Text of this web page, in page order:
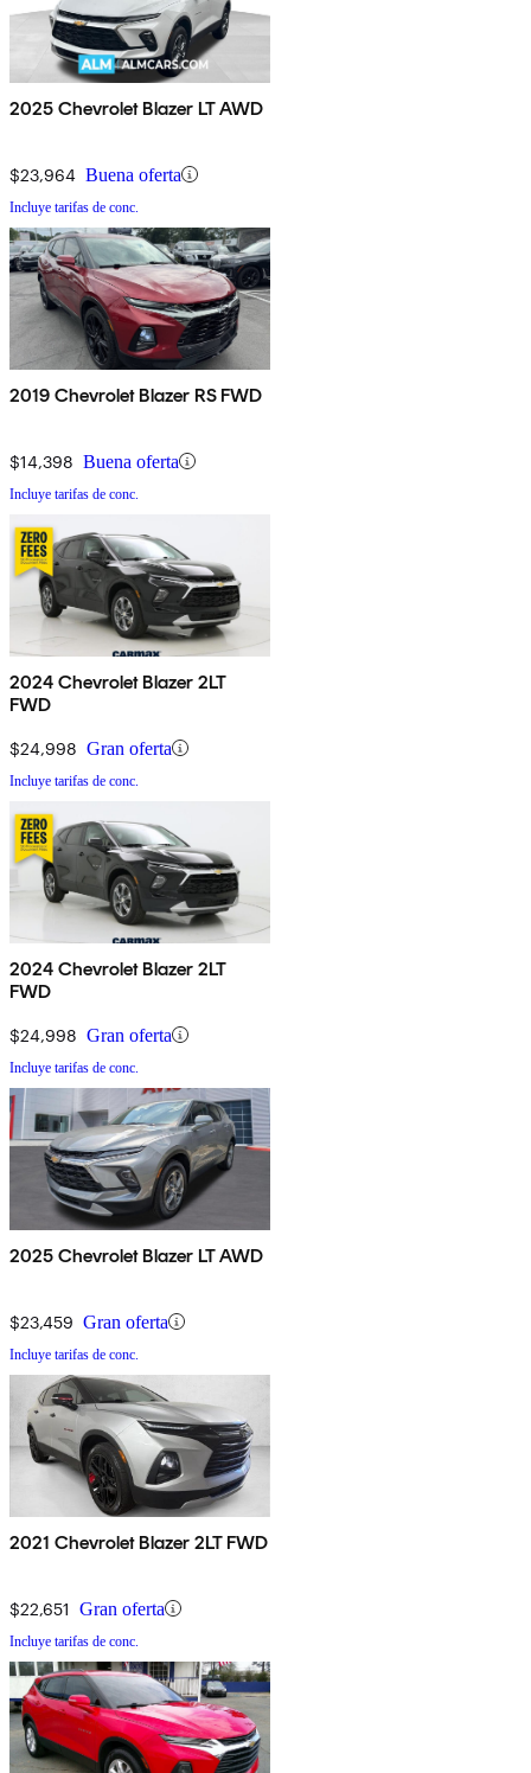
2025 Chevrolet Blazer LT AWD
$23,964 Buena oferta
Incluye tarifas de conc.
2019 Chevrolet Blazer RS FWD
$14,398 Buena oferta
Incluye tarifas de conc.
2024 Chevrolet Blazer 2LT
FWD
$24,998 Gran oferta
Incluye tarifas de conc.
2024 Chevrolet Blazer 2LT
FWD
$24,998 Gran oferta
Incluye tarifas de conc.
2025 Chevrolet Blazer LT AWD
$23,459 Gran oferta
Incluye tarifas de conc.
2021 Chevrolet Blazer 2LT FWD
$22,651 Gran oferta
Incluye tarifas de conc.